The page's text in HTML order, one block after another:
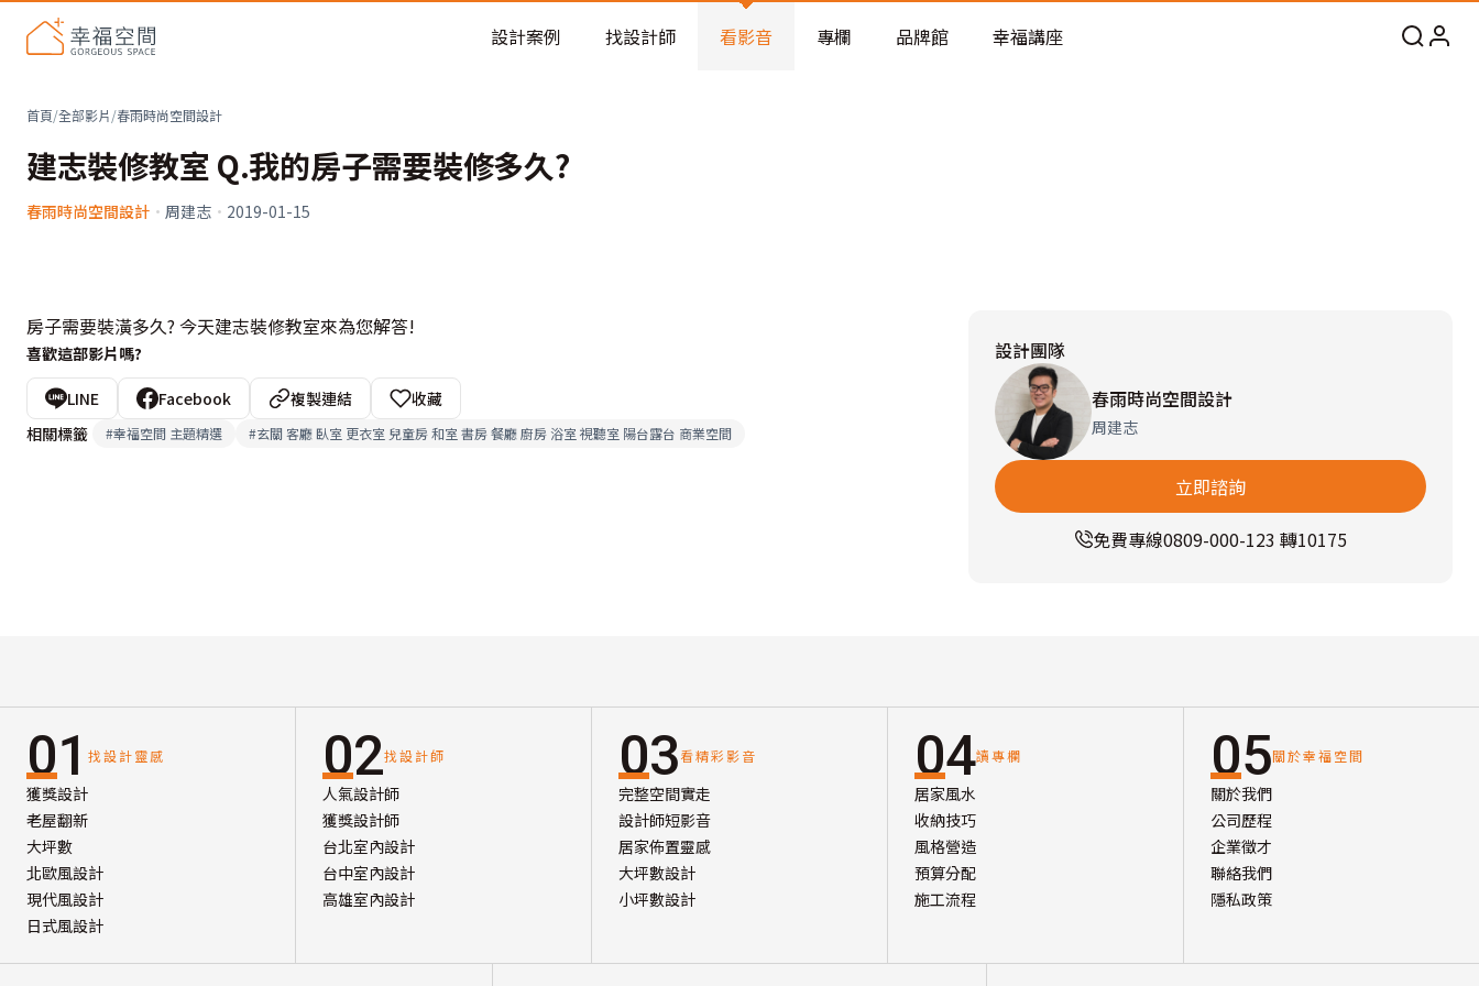
老屋預算分配與高 CP 值煥新術
設計案例 找設計師 看影音 專欄 品牌館 幸福講座
首頁/全部影片/春雨時尚空間設計
建志裝修教室 Q.我的房子需要裝修多久?
春雨時尚空間設計 · 周建志 · 2019-01-15
房子需要裝潢多久? 今天建志裝修教室來為您解答!
喜歡這部影片嗎?
LINE Facebook 複製連結
收藏
相關標籤
#幸福空間 主題精選 #玄關 客廳 臥室 更衣室 兒童房 和室 書房 餐廳 廚房 浴室 視聽室 陽台露台 商業空間
設計團隊
春雨時尚空間設計
周建志
立即諮詢
免費專線0809-000-123 轉10175
01 找設計靈感
獲獎設計
老屋翻新
大坪數
北歐風設計
現代風設計
日式風設計
02找設計師
人氣設計師
獲獎設計師
台北室內設計
台中室內設計
高雄室內設計
03看精彩影音
完整空間實走
設計師短影音
居家佈置靈感
大坪數設計
小坪數設計
04讀專欄
居家風水
收納技巧
風格營造
預算分配
施工流程
05關於幸福空間
關於我們
公司歷程
企業徵才
聯絡我們
隱私政策